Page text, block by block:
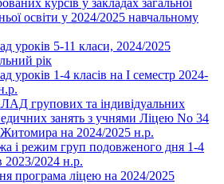
курсів у закладах загальної
освіти у 2024/2025 навчальному
уроків 5-11 класи, 2024/2025
рік
уроків 1-4 класів на І семестр 2024-
групових та індивідуальних
занять з учнями Ліцею No 34
Житомира на 2024/2025 н.р.
і режим груп подовженого дня 1-4
2023/2024 н.р.
програма ліцею на 2024/2025